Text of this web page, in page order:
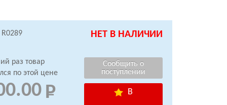
НЕТ В НАЛИЧИИ
раз товар
по этой цене
В